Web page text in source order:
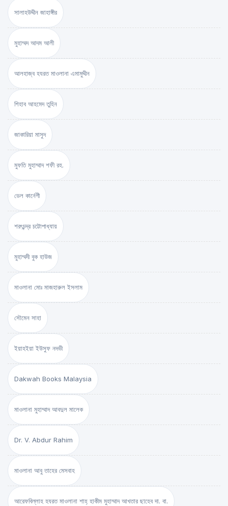
সালাহউদ্দীন জাহাঙ্গীর
মুহাম্মদ আদম আলী
আলহাজ্ব হযরত মাওলানা এমামুদ্দীন
শিহাব আহমেদ তুহিন
জাকারিয়া মাসুদ
মুফতি মুহাম্মাদ শফী রহ.
ডেল কার্নেগী
শরৎচন্দ্র চট্টোপাধ্যায়
মুহাম্মদী বুক হাউজ
মাওলানা মোঃ মাজহারুল ইসলাম
সৌমেন সাহা
ইয়াহইয়া ইউসুফ নদভী
Dakwah Books Malaysia
মাওলানা মুহাম্মাদ আবদুল মালেক
Dr. V. Abdur Rahim
মাওলানা আবু তাহের মেসবাহ
আরেফবিল্লাহ হযরত মাওলানা শাহ্ হাকীম মুহাম্মাদ আখতার ছাহেব দা. বা.